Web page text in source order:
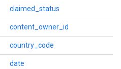
claimed_status
content_owner_id
country_code
date